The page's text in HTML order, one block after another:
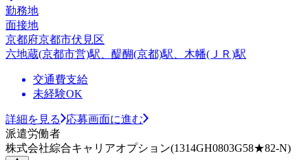
勤務地
面接地
京都府京都市伏見区
六地蔵(京都市営)駅、醍醐(京都)駅、木幡(ＪＲ)駅
交通費支給
未経験OK
詳細を見る
応募画面に進む
派遣労働者
株式会社綜合キャリアオプション(1314GH0803G58★82-N)